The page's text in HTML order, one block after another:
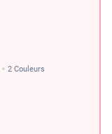
2 Couleurs